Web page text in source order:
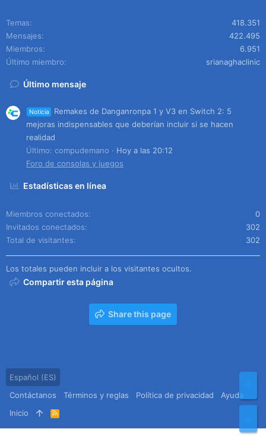
Temas
418.351
Mensajes
422.495
Miembros
6.951
Último miembro
srianaghaclinic
Último mensaje
Noticia
Remakes de Danganronpa 1 y V3 en Switch 2: 5
mejoras indispensables que deberían incluir si se hacen
realidad
Último: compudemano
Hoy a las 20:12
Foro de consolas y juegos
Estadísticas en línea
Miembros conectados
0
Invitados conectados
302
Total de visitantes
302
Los totales pueden incluir a los visitantes ocultos.
Compartir esta página
Share this page
Español (ES)
Contáctanos
Términos y reglas Política de privacidad
Ayuda
Inicio
R
S
S